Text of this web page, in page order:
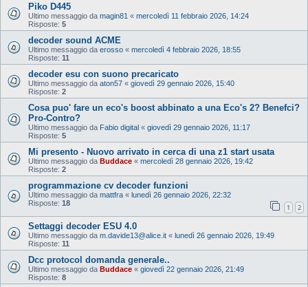
Piko D445
Ultimo messaggio da magin81 « mercoledì 11 febbraio 2026, 14:24
Risposte: 5
decoder sound ACME
Ultimo messaggio da erosso « mercoledì 4 febbraio 2026, 18:55
Risposte: 11
decoder esu con suono precaricato
Ultimo messaggio da aton57 « giovedì 29 gennaio 2026, 15:40
Risposte: 2
Cosa puo' fare un eco's boost abbinato a una Eco's 2? Benefci?
Pro-Contro?
Ultimo messaggio da Fabio digital « giovedì 29 gennaio 2026, 11:17
Risposte: 5
Mi presento - Nuovo arrivato in cerca di una z1 start usata
Ultimo messaggio da Buddace « mercoledì 28 gennaio 2026, 19:42
Risposte: 2
programmazione cv decoder funzioni
Ultimo messaggio da mattfra « lunedì 26 gennaio 2026, 22:32
Risposte: 18 1 2
Settaggi decoder ESU 4.0
Ultimo messaggio da m.davide13@alice.it « lunedì 26 gennaio 2026, 19:49
Risposte: 11
Dcc protocol domanda generale..
Ultimo messaggio da Buddace « giovedì 22 gennaio 2026, 21:49
Risposte: 8